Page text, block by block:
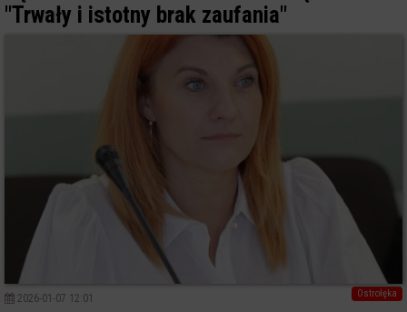
"Trwały i istotny brak zaufania"
Ostrołęka
2026-01-07 12:01